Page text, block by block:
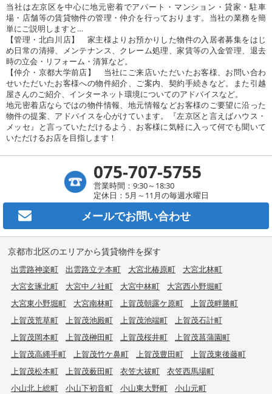
当社は左京区を中心に地元密着でアパート・マンション・貸家・駐車
場・店舗等の賃貸物件の管理・仲介を行っております。当社の業務を簡
単にご説明しますと…
【管理・北白川店】 家主様よりお預かりした物件の入居者募集をはじ
め日常の清掃、メンテナンス、クレーム処理、家賃等の入金管理、退去
時の立会・リフォーム・清算など。
【仲介・京都大学前店】 当社にご来店いただいたお客様、お問い合わ
せいただいたお客様への物件紹介、ご案内、契約手続きなど。また引越
屋さんのご紹介、インターネット環境についてのアドバイスなど。
地元密着店ならではの物件情報、地元情報などお客様のご要望に沿った
物件の提案、アドバイスを心がけています。『左京区と言えばハウス・
メッセ』と言っていただけるよう、お客様に気軽に入って何でも聞いて
いただけるお店を目指します！
075-707-5755
営業時間：9:30～18:30
定休日：5月～11月の毎週水曜日
メールでお問い合わせ
京都市北区のエリアから賃貸物件を探す
出雲路神楽町 出雲路立テ本町 大宮北椿原町
大宮北林町
大宮玄琢北町
大宮中ノ社町 大宮中林町
大宮西小野堀町
大宮東小野堀町
大宮南林町 上賀茂朝露ケ原町
上賀茂畔勝町
上賀茂荒草町
上賀茂池殿町 上賀茂池端町
上賀茂石計町
上賀茂岡本町
上賀茂榊田町 上賀茂桜井町
上賀茂菖蒲園町
上賀茂高縄手町
上賀茂竹ケ鼻町 上賀茂豊田町
上賀茂東後藤町
上賀茂松本町
上賀茂薮田町 衣笠大祓町
衣笠西馬場町
小山北上総町
小山下初音町 小山東大野町
小山元町